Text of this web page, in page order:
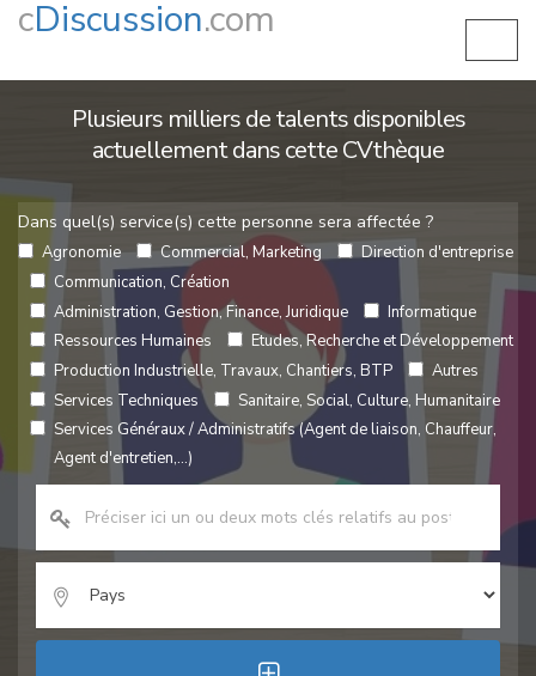
cDiscussion.com
Plusieurs milliers de talents disponibles
actuellement dans cette CVthèque
Dans quel(s) service(s) cette personne sera affectée ?
Agronomie Commercial, Marketing
Direction d'entreprise
Communication, Création
Administration, Gestion, Finance, Juridique
Informatique
Ressources Humaines
Etudes, Recherche et Développement
Production Industrielle, Travaux, Chantiers, BTP
Autres
Services Techniques
Sanitaire, Social, Culture, Humanitaire
Services Généraux / Administratifs (Agent de liaison, Chauffeur,
Agent d'entretien,...)